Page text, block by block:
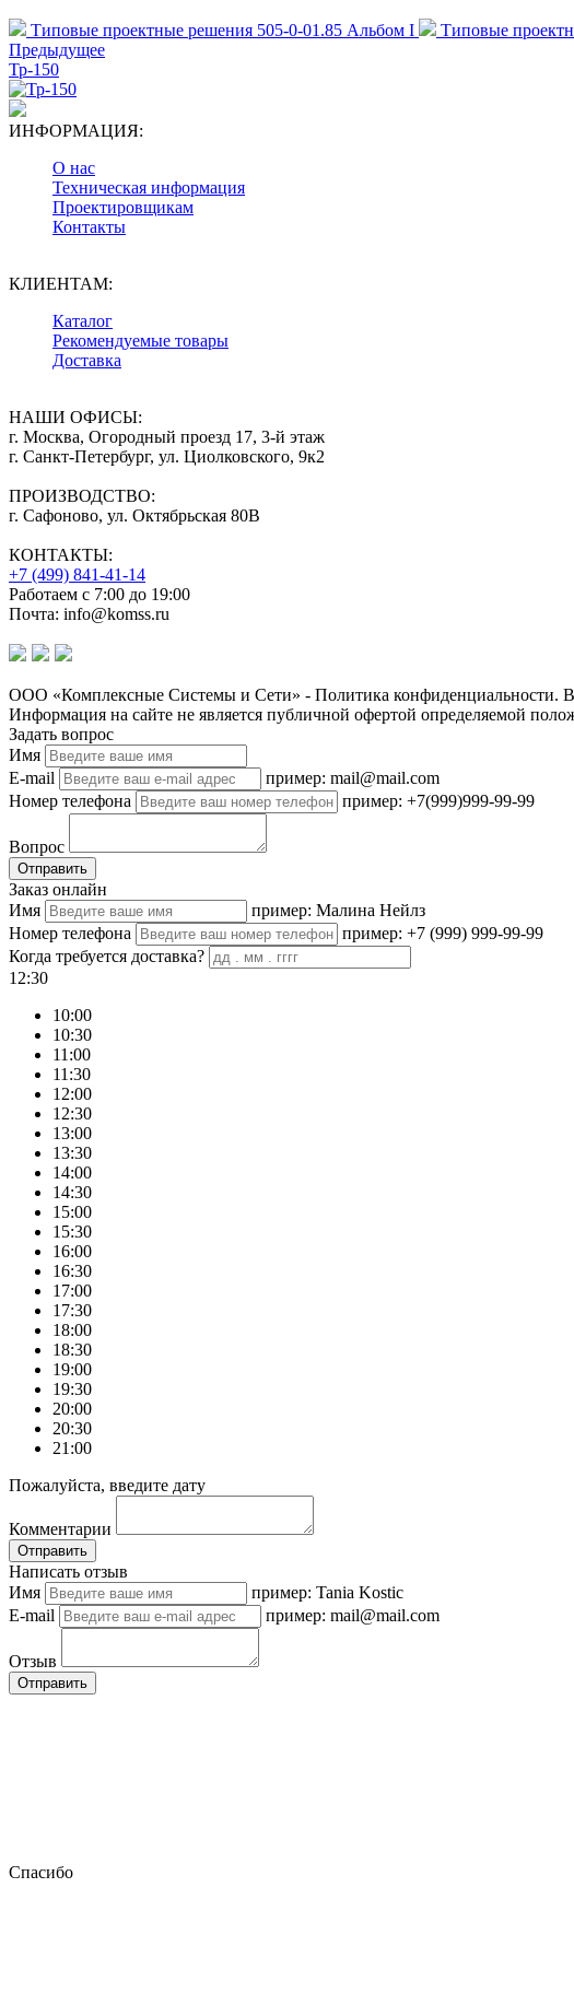
Типовые проектные решения 505-0-01.85 Альбом I
Типовые
Предыдущее
Тр-150
ИНФОРМАЦИЯ:
О нас
Техническая информация
Проектировщикам
Контакты
КЛИЕНТАМ:
Каталог
Рекомендуемые товары
Доставка
НАШИ ОФИСЫ:
г. Москва, Огородный проезд 17, 3-й этаж
г. Санкт-Петербург, ул. Циолковского, 9к2
ПРОИЗВОДСТВО:
г. Сафоново, ул. Октябрьская 80В
КОНТАКТЫ:
+7 (499) 841-41-14
Работаем с 7:00 до 19:00
Почта: info@komss.ru
ООО «Комплексные Системы и Сети» - Политика конфиденциальности.
Информация на сайте не является публичной офертой определяемой
Задать вопрос
Имя
E-mail
пример: mail@mail.com
Номер телефона
пример: +7(999)999-99-99
Вопрос
Отправить
Заказ онлайн
Имя
пример: Малина Нейлз
Номер телефона
пример: +7 (999) 999-99-99
Когда требуется доставка?
12:30
10:00
10:30
11:00
11:30
12:00
12:30
13:00
13:30
14:00
14:30
15:00
15:30
16:00
16:30
17:00
17:30
18:00
18:30
19:00
19:30
20:00
20:30
21:00
Пожалуйста, введите дату
Комментарии
Отправить
Написать отзыв
Имя
пример: Tania Kostic
E-mail
пример: mail@mail.com
Отзыв
Отправить
Спасибо